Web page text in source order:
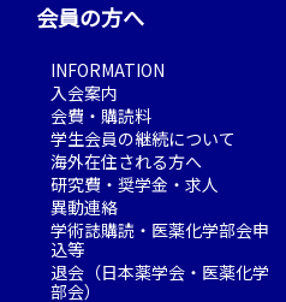
会員の方へ
INFORMATION
入会案内
会費・購読料
学生会員の継続について
海外在住される方へ
研究費・奨学金・求人
異動連絡
学術誌購読・医薬化学部会申
込等
退会（日本薬学会・医薬化学
部会）